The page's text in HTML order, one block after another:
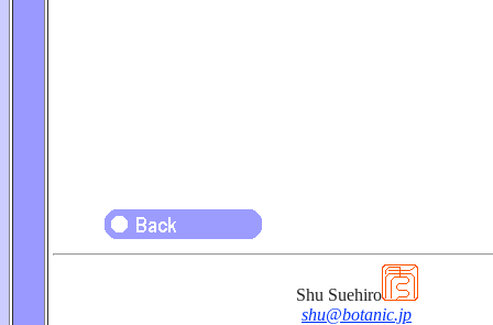
Shu Suehiro
shu@botanic.jp